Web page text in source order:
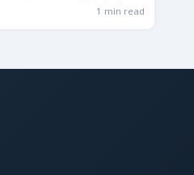
1 min read